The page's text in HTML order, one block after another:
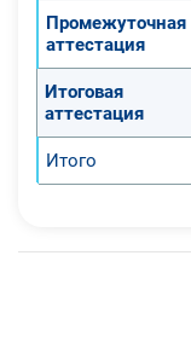
Промежуточная
аттестация
Итоговая
аттестация
Итого